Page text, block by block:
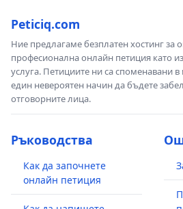
Peticiq.com
Ние предлагаме безплатен хостинг за
професионална онлайн петиция като
услуга. Петициите ни са споменавани
един невероятен начин да бъдете
отговорните лица.
Ръководства
Как да започнете
онлайн петиция